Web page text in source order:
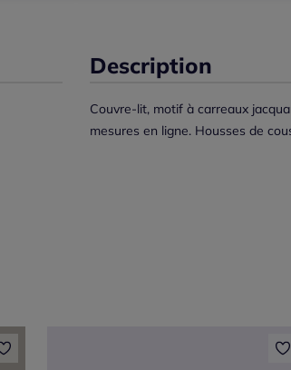
Description
Couvre-lit, motif à carreaux
mesures en ligne. Housses de